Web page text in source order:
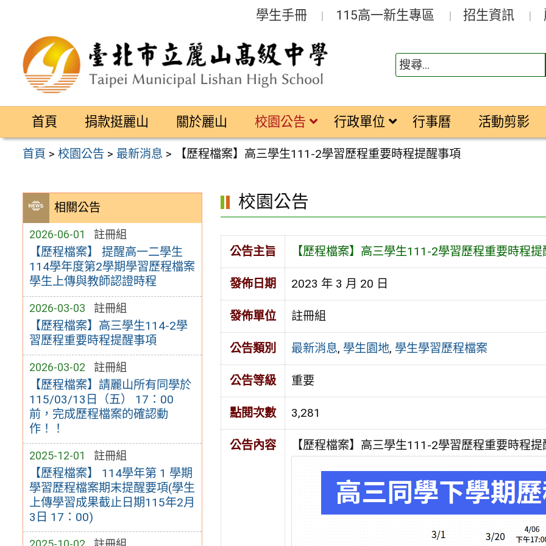
區
學生手冊 115高一新生專區 招生資訊
首頁 捐款挺麗山 關於麗山 校園公告 行政單位 行事曆 活動剪影
首頁 >校園公告 > 最新消息 > 【歷程檔案】高三學生111-2學習歷程重要時程提醒事項
相關公告
2026-06-01 註冊組
【歷程檔案】 提醒高一二學生
114學年度第2學期學習歷程檔案
學生上傳與教師認證時程
2026-03-03 註冊組
【歷程檔案】高三學生114-2學
習歷程重要時程提醒事項
2026-03-02 註冊組
【歷程檔案】請麗山所有同學於
115/03/13日（五） 17：00
前，完成歷程檔案的確認動
作！！
2025-12-01 註冊組
【歷程檔案】 114學年第 1 學期
學習歷程檔案期末提醒要項(學生
上傳學習成果截止日期115年2月
3日 17：00)
校園公告
公告主旨 【歷程檔案】高三學生111-2學習歷程重要時程提
發佈日期 2023 年 3 月 20 日
發佈單位 註冊組
公告類別 最新消息, 學生園地, 學生學習歷程檔案
公告等級 重要
點閱次數 3,281
公告內容 【歷程檔案】高三學生111-2學習歷程重要時程提